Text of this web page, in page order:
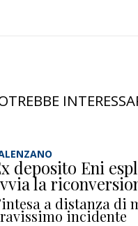
deposito Eni
la
a distanza di
incidente